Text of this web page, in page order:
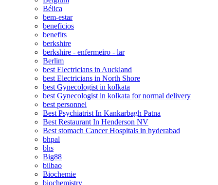
Bélica
bem-estar
benefícios
benefits
berkshire
berkshire - enfermeiro - lar
Berlim
best Electricians in Auckland
best Electricians in North Shore
best Gynecologist in kolkata
best Gynecologist in kolkata for normal delivery
best personnel
Best Psychiatrist In Kankarbagh Patna
Best Restaurant In Henderson NV
Best stomach Cancer Hospitals in hyderabad
bhpal
bhs
Big88
bilbao
Biochemie
biochemistry